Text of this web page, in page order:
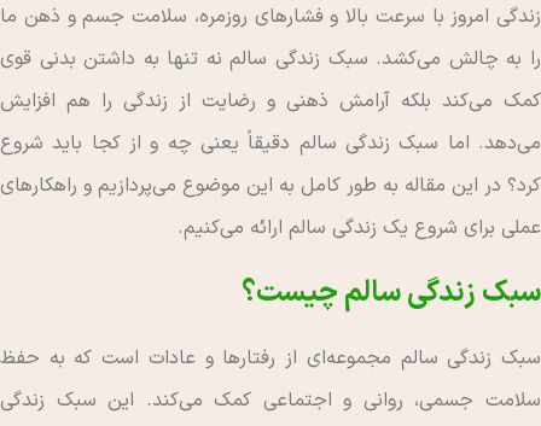
زندگی امروز با سرعت بالا و فشارهای روزمره، سلامت جسم و ذهن ما
را به چالش می‌کشد. سبک زندگی سالم نه تنها به داشتن بدنی قوی
کمک می‌کند بلکه آرامش ذهنی و رضایت از زندگی را هم افزایش
می‌دهد. اما سبک زندگی سالم دقیقاً یعنی چه و از کجا باید شروع
کرد؟ در این مقاله به طور کامل به این موضوع می‌پردازیم و راهکارهای
عملی برای شروع یک زندگی سالم ارائه می‌کنیم.
سبک زندگی سالم چیست؟
سبک زندگی سالم مجموعه‌ای از رفتارها و عادات است که به حفظ
سلامت جسمی، روانی و اجتماعی کمک می‌کند. این سبک زندگی